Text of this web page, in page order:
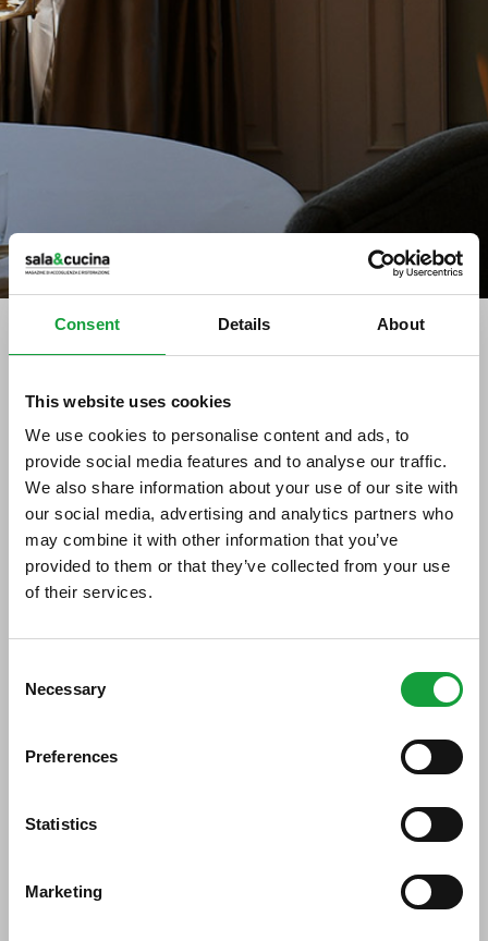
Consent Details About
This website uses cookies
We use cookies to personalise content and ads, to
provide social media features and to analyse our traffic.
We also share information about your use of our site with
our social media, advertising and analytics partners who
may combine it with other information that you’ve
provided to them or that they’ve collected from your use
of their services.
Selection
Necessary
Preferences
Statistics
Marketing
A Dubai Martina lancia “La
Settimana della Cucina
Italiana”
Stampa
07/11/2016
Tocca ai cuochi italiani della rete Itchefs-Gvci
ISCRIVITI ALLA NEWSLETTER
Resta aggiornato su tutte le ultime novita nel campo